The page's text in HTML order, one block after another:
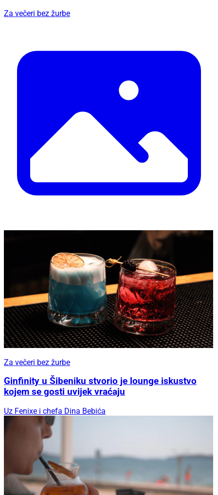
Za večeri bez žurbe
Za večeri bez žurbe
Ginfinity u Šibeniku stvorio je lounge iskustvo
kojem se gosti uvijek vraćaju
Uz Fenixe i chefa Dina Bebića